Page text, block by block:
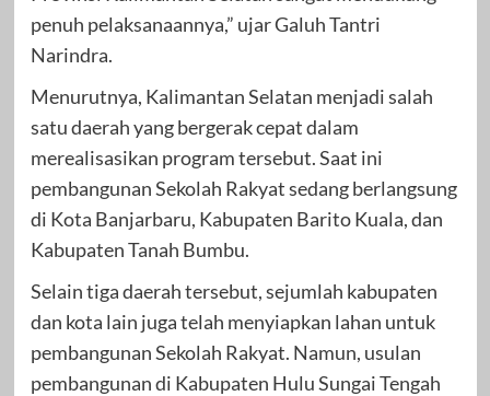
penuh pelaksanaannya,” ujar Galuh Tantri
Narindra.
Menurutnya, Kalimantan Selatan menjadi salah
satu daerah yang bergerak cepat dalam
merealisasikan program tersebut. Saat ini
pembangunan Sekolah Rakyat sedang berlangsung
di Kota Banjarbaru, Kabupaten Barito Kuala, dan
Kabupaten Tanah Bumbu.
Selain tiga daerah tersebut, sejumlah kabupaten
dan kota lain juga telah menyiapkan lahan untuk
pembangunan Sekolah Rakyat. Namun, usulan
pembangunan di Kabupaten Hulu Sungai Tengah